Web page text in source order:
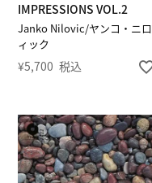
Janko Nilovic/ヤンコ・ニ
ィック
IMPRESSIONS VOL.2
¥5,700 税込